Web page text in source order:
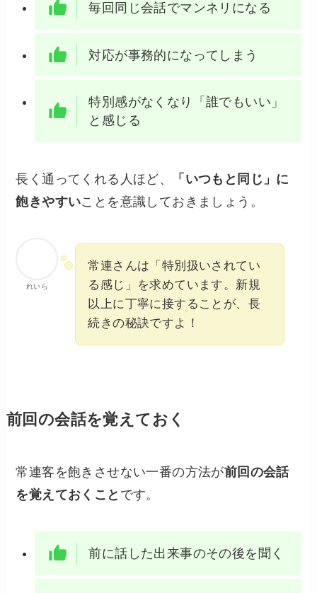
毎回同じ会話でマンネリになる
対応が事務的になってしまう
特別感がなくなり「誰でもいい」
と感じる
長く通ってくれる人ほど、
「いつもと同じ」に
飽きやすいことを意識しておきましょう。
れいら
常連さんは「特別扱いされてい
る感じ」を求めています。新規
以上に丁寧に接することが、長
続きの秘訣ですよ！
前回の会話を覚えておく
常連客を飽きさせない一番の方法が前回の会話
を覚えておくこと です。
前に話した出来事のその後を聞く